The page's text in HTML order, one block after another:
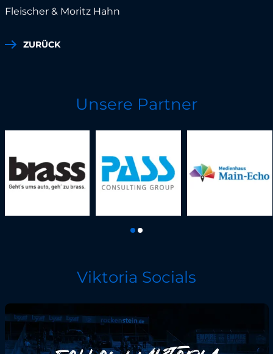
Fleischer & Moritz Hahn
ZURÜCK
Unsere Partner
Viktoria Socials